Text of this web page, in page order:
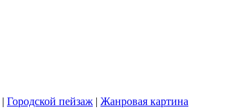
| Городской пейзаж | Жанровая картина